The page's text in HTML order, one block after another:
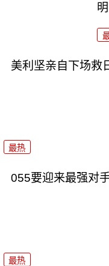
美利坚亲自下场救
最热
055要迎来最强对
最热